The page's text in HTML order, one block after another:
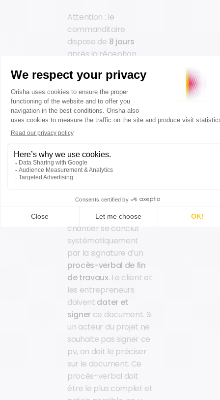
Attention : le
commanditaire
dispose de 8 jours
après la réception
réservespas
constatées lors des
OPR bâtiment. Passé
ce délai, les réserves
Le procès-
Chaque réception de
chantier se conclut
systématiquement
par la signature d’un
procès-verbal de fin
de travaux. Le client et
les entrepreneurs
doivent dater et
signer ce document. Si
un acteur du projet ne
souhaite pas signer ce
pv, on doit le préciser
sur le document. Ce
procès-verbal doit
être le plus complet et